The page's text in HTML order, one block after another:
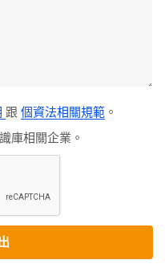
跟 個資法相關規範 。
庫相關企業。